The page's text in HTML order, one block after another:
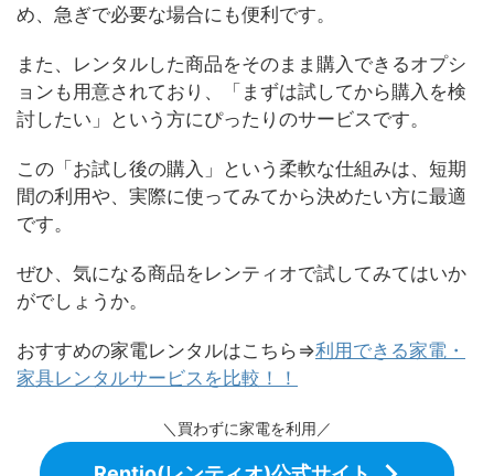
め、急ぎで必要な場合にも便利です。
また、レンタルした商品をそのまま購入できるオプシ
ョンも用意されており、「まずは試してから購入を検
討したい」という方にぴったりのサービスです。
この「お試し後の購入」という柔軟な仕組みは、短期
間の利用や、実際に使ってみてから決めたい方に最適
です。
ぜひ、気になる商品をレンティオで試してみてはいか
がでしょうか。
おすすめの家電レンタルはこちら⇒利用できる家電・
家具レンタルサービスを比較！！
＼買わずに家電を利用／